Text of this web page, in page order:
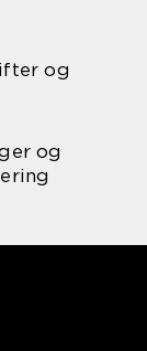
og
og